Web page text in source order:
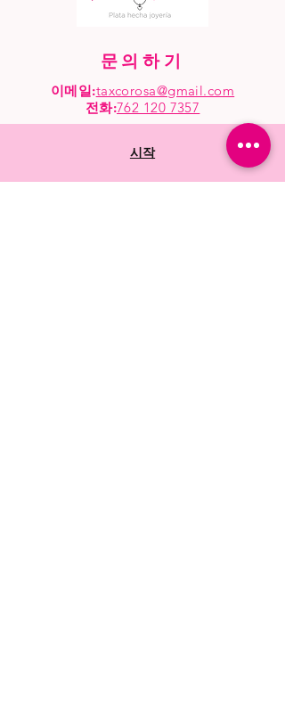
문의하기
이메일:taxcorosa@gmail.com
전화:762 120 7357
시작